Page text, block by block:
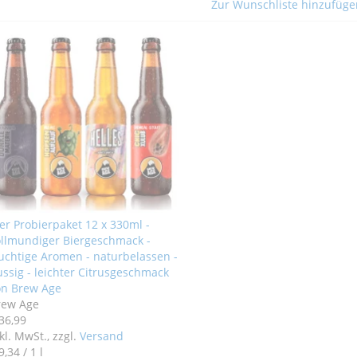
Zur Wunschliste
Probierpaket 12 x 330ml -
Biergeschmack -
Aromen - naturbelassen -
- leichter Citrusgeschmack
Brew Age
Age
,99
MwSt., zzgl. Versand
,34 / 1 l